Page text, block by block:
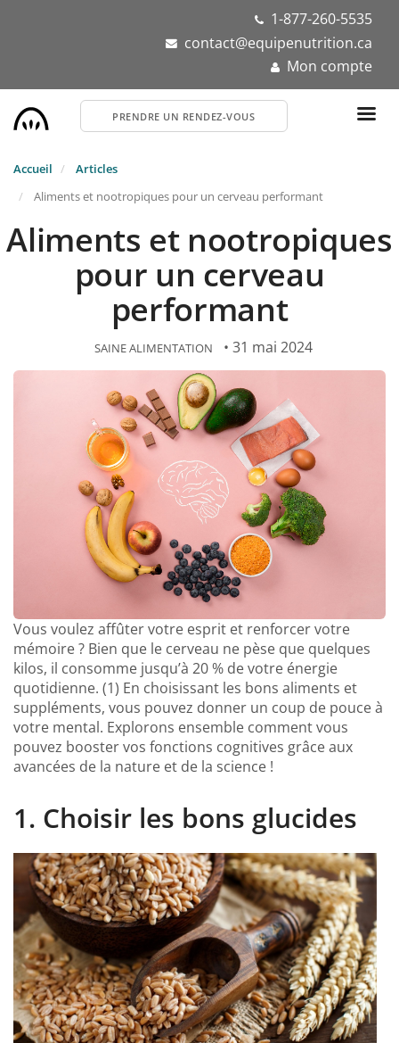
1-877-260-5535
contact@equipenutrition.ca
Mon compte
PRENDRE UN RENDEZ-VOUS
Accueil
Articles
Aliments et nootropiques pour un cerveau performant
Aliments et nootropiques
pour un cerveau
performant
SAINE ALIMENTATION • 31 mai 2024
Vous voulez affûter votre esprit et renforcer votre
mémoire ? Bien que le cerveau ne pèse que quelques
kilos, il consomme jusqu’à 20 % de votre énergie
quotidienne. (1) En choisissant les bons aliments et
suppléments, vous pouvez donner un coup de pouce à
votre mental. Explorons ensemble comment vous
pouvez booster vos fonctions cognitives grâce aux
avancées de la nature et de la science !
1. Choisir les bons glucides